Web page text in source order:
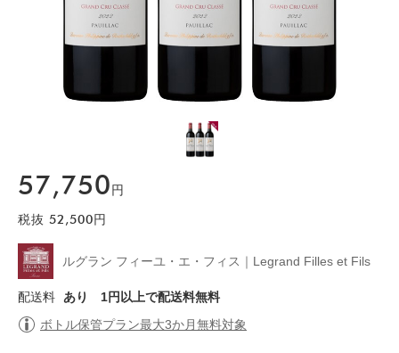
57,750 円
税抜 52,500 円
ルグラン フィーユ・エ・フィス｜Legrand Filles et Fils
配送料 あり
1円以上で配送料無料
ボトル保管プラン最大3か月無料対象